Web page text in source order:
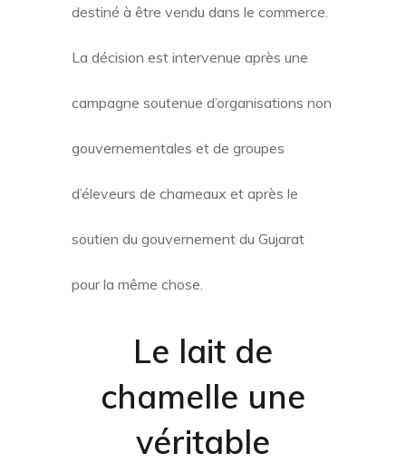
destiné à être vendu dans le commerce.
La décision est intervenue après une
campagne soutenue d’organisations non
gouvernementales et de groupes
d’éleveurs de chameaux et après le
soutien du gouvernement du Gujarat
pour la même chose.
Le lait de
chamelle une
véritable